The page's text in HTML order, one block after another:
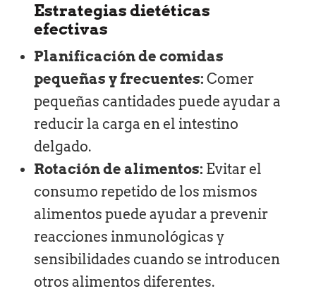
Estrategias dietéticas
efectivas
Planificación de comidas
pequeñas y frecuentes: Comer
pequeñas cantidades puede ayudar a
reducir la carga en el intestino
delgado.
Rotación de alimentos: Evitar el
consumo repetido de los mismos
alimentos puede ayudar a prevenir
reacciones inmunológicas y
sensibilidades cuando se introducen
otros alimentos diferentes.